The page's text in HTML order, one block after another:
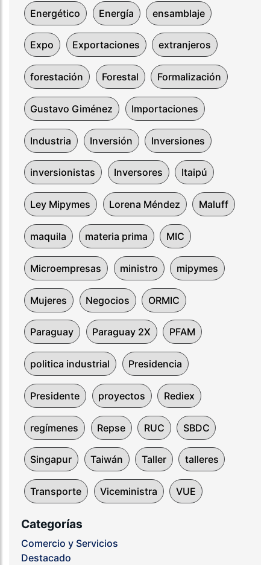
Energético Energía ensamblaje
Expo Exportaciones extranjeros
forestación Forestal Formalización
Gustavo Giménez Importaciones
Industria Inversión Inversiones
inversionistas Inversores Itaipú
Ley Mipymes Lorena Méndez Maluff
maquila materia prima MIC
Microempresas ministro mipymes
Mujeres Negocios ORMIC
Paraguay Paraguay 2X PFAM
politica industrial Presidencia
Presidente proyectos Rediex
regímenes Repse RUC SBDC
Singapur Taiwán Taller talleres
Transporte Viceministra VUE
Categorías
Comercio y Servicios
Destacado